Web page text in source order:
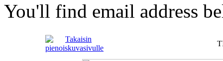
You'll find email address